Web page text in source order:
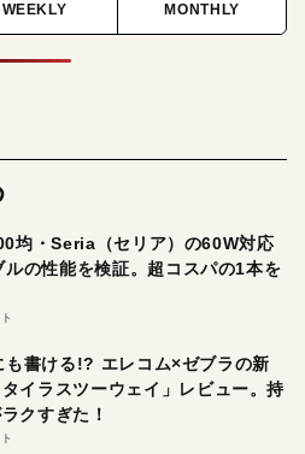
WEEKLY MONTHLY
均・Seria（セリア）の60W対応
の性能を検証。超コスパの1本を
書ける!? エレコム×ゼブラの新
イラスツーウェイ」レビュー。持
クすぎた！